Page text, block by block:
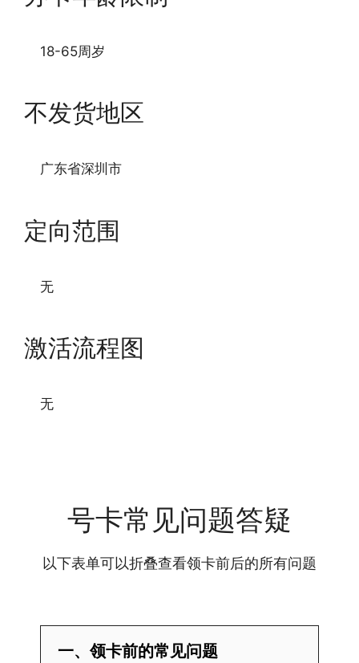
18-65周岁
不发货地区
广东省深圳市
定向范围
无
激活流程图
无
号卡常见问题答疑
以下表单可以折叠查看领卡前后的所有问题
一、领卡前的常见问题